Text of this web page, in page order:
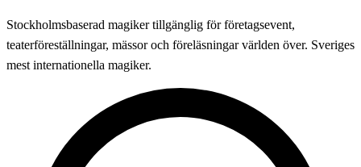
Stockholmsbaserad magiker tillgänglig för företagsevent,
teaterföreställningar, mässor och föreläsningar världen över. Sveriges
mest internationella magiker.